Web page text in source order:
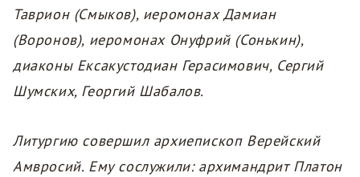
Таврион (Смыков), иеромонах Дамиан
(Воронов), иеромонах Онуфрий (Сонькин),
диаконы Ексакустодиан Герасимович, Сергий
Шумских, Георгий Шабалов.
Литургию совершил архиепископ Верейский
Амвросий. Ему сослужили: архимандрит Платон